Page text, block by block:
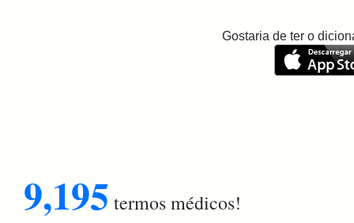
Gostaria de ter o
9,195 termos médicos!